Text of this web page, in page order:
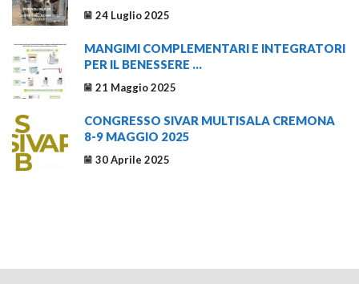
24 Luglio 2025
MANGIMI COMPLEMENTARI E INTEGRATORI
PER IL BENESSERE ...
21 Maggio 2025
CONGRESSO SIVAR MULTISALA CREMONA
8-9 MAGGIO 2025
30 Aprile 2025